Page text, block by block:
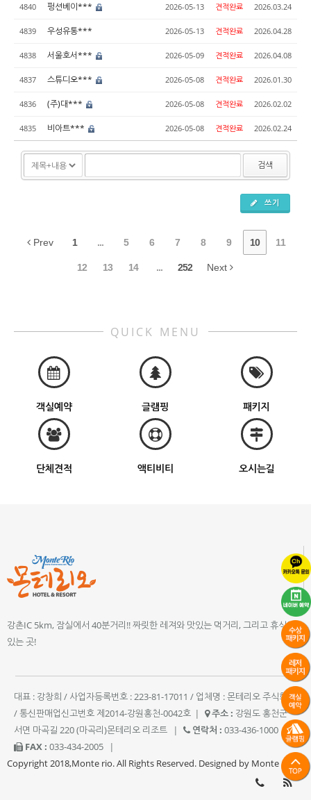
4840 펑션베이*** 2026-05-13 견적완료 2026.03.24
4839 우성유통*** 2026-05-13 견적완료 2026.04.28
4838 서울호서*** 2026-05-09 견적완료 2026.04.08
4837 스튜디오*** 2026-05-08 견적완료 2026.01.30
4836 (주)대*** 2026-05-08 견적완료 2026.02.02
4835 비아트*** 2026-05-08 견적완료 2026.02.24
검색
쓰기
Prev 1 ... 5 6 7 8 9 10 11
12 13 14 ... 252 Next
QUICK MENU
객실예약 글램핑 패키지
단체견적 액티비티 오시는길
강촌IC 5km, 잠실에서 40분거리!! 짜릿한 레져와 맛있는 먹거리, 그리고 휴식이
있는 곳!
대표 : 강창희 / 사업자등록번호 : 223-81-17011 / 업체명 : 몬테리오 주식회사
/ 통신판매업신고번호 제2014-강원홍천-0042호 | 주소 : 강원도 홍천군
서면 마곡길 220 (마곡리)몬테리오 리조트
| 연락처 : 033-436-1000
|
FAX : 033-434-2005
|
Copyright 2018,Monte rio. All Rights Reserved. Designed by Monte rio.